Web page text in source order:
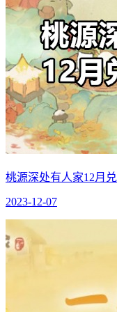
桃源深处有人家12月
2023-12-07